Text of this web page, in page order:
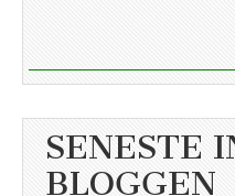
SENESTE
BLOGGEN